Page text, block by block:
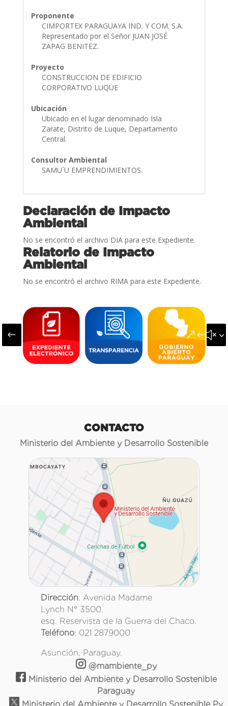
Proponente
CIMPORTEX PARAGUAYA IND. Y COM. S.A.
Representado por el Señor JUAN JOSÉ
ZAPAG BENITEZ.
Proyecto
CONSTRUCCION DE EDIFICIO
CORPORATIVO LUQUE
Ubicación
Ubicado en el lugar denominado Isla
Zarate, Distrito de Luque, Departamento
Central.
Consultor Ambiental
SAMU`U EMPRENDIMIENTOS.
Declaración de Impacto
Ambiental
No se encontró el archivo DIA para este Expediente.
Relatorio de Impacto
Ambiental
No se encontró el archivo RIMA para este Expediente.
#
CONTACTO
Ministerio del Ambiente y Desarrollo Sostenible
Dirección: Avenida Madame
Lynch N° 3500.
esq. Reservista de la Guerra del Chaco.
Teléfono: 021 2879000
Asunción, Paraguay.
@mambiente_py
Ministerio del Ambiente y Desarrollo Sostenible
Paraguay